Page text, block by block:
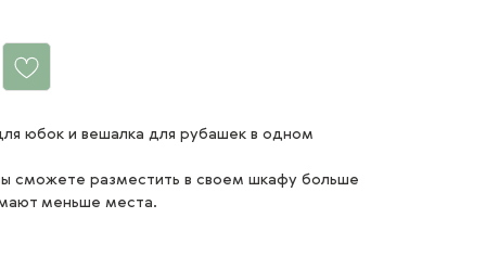
юбок и вешалка для рубашек в одном
сможете разместить в своем шкафу больше
меньше места.